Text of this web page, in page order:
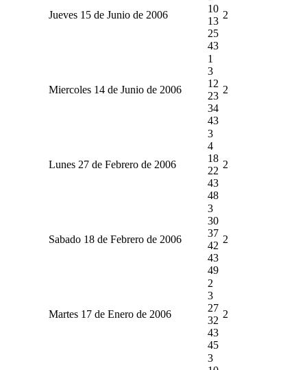
Jueves 15 de Junio de 2006
10
13
25
43
2
Miercoles 14 de Junio de 2006
1
3
12
23
34
43
2
Lunes 27 de Febrero de 2006
3
4
18
22
43
48
2
Sabado 18 de Febrero de 2006
3
30
37
42
43
49
2
Martes 17 de Enero de 2006
2
3
27
32
43
45
2
3